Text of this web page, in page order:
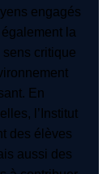
engagés
la
critique
En
l’Institut
des élèves
aussi des